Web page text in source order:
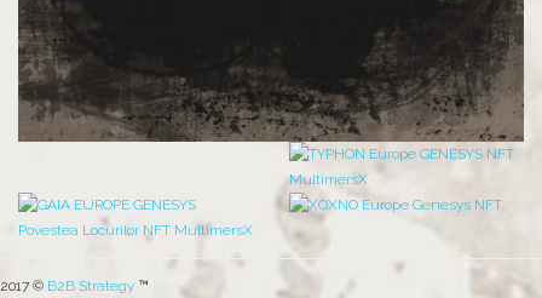
2017 © B2B Strategy ™